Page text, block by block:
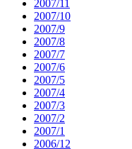
2007/11
2007/10
2007/9
2007/8
2007/7
2007/6
2007/5
2007/4
2007/3
2007/2
2007/1
2006/12